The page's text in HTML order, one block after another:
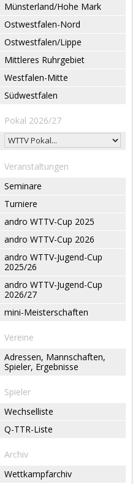
Münsterland/Hohe Mark
Ostwestfalen-Nord
Ostwestfalen/Lippe
Mittleres Ruhrgebiet
Westfalen-Mitte
Südwestfalen
Pokal 2026/27
Veranstaltungen
Seminare
Turniere
andro WTTV-Cup 2025
andro WTTV-Cup 2026
andro WTTV-Jugend-Cup
2025/26
andro WTTV-Jugend-Cup
2026/27
mini-Meisterschaften
Vereine
Adressen, Mannschaften,
Spieler, Ergebnisse
Spieler
Wechselliste
Q-TTR-Liste
Archiv
Wettkampfarchiv